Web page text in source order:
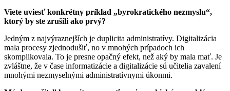
Viete uviesť konkrétny príklad „byrokratického nezmyslu“,
ktorý by ste zrušili ako prvý?
Jedným z najvýraznejších je duplicita administratívy. Digitalizácia
mala procesy zjednodušiť, no v mnohých prípadoch ich
skomplikovala. To je presne opačný efekt, než aký by mala mať. Je
zvláštne, že v čase informatizácie a digitalizácie sú učitelia zavalení
mnohými nezmyselnými administratívnymi úkonmi.